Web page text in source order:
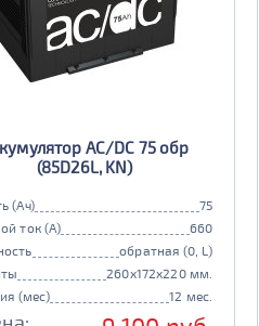
AC/DC 75 обр
(85D26L, KN)
(Ач)
75
ток (А)
660
обратная (0, L)
260x172x220 мм.
(мес)
12 мес.